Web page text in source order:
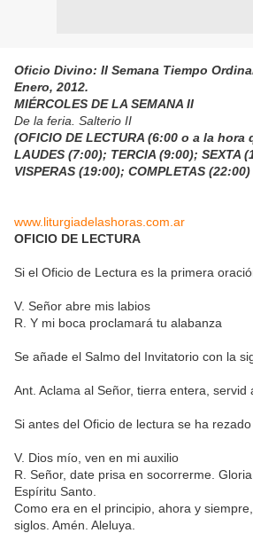
Oficio Divino: II Semana Tiempo
Enero, 2012.
MIÉRCOLES DE LA SEMANA II
De la feria. Salterio II
(OFICIO DE LECTURA (6:00 o a la hora
LAUDES (7:00); TERCIA (9:00); SEXTA
VISPERAS (19:00); COMPLETAS (22:00)
www.liturgiadelashoras.com.ar
OFICIO DE LECTURA
Si el Oficio de Lectura es la primera
V. Señor abre mis labios
R. Y mi boca proclamará tu alabanza
Se añade el Salmo del Invitatorio con la
Ant. Aclama al Señor, tierra entera, servid
Si antes del Oficio de lectura se ha
V. Dios mío, ven en mi auxilio
R. Señor, date prisa en socorrerme.
Espíritu Santo.
Como era en el principio, ahora y
siglos. Amén. Aleluya.